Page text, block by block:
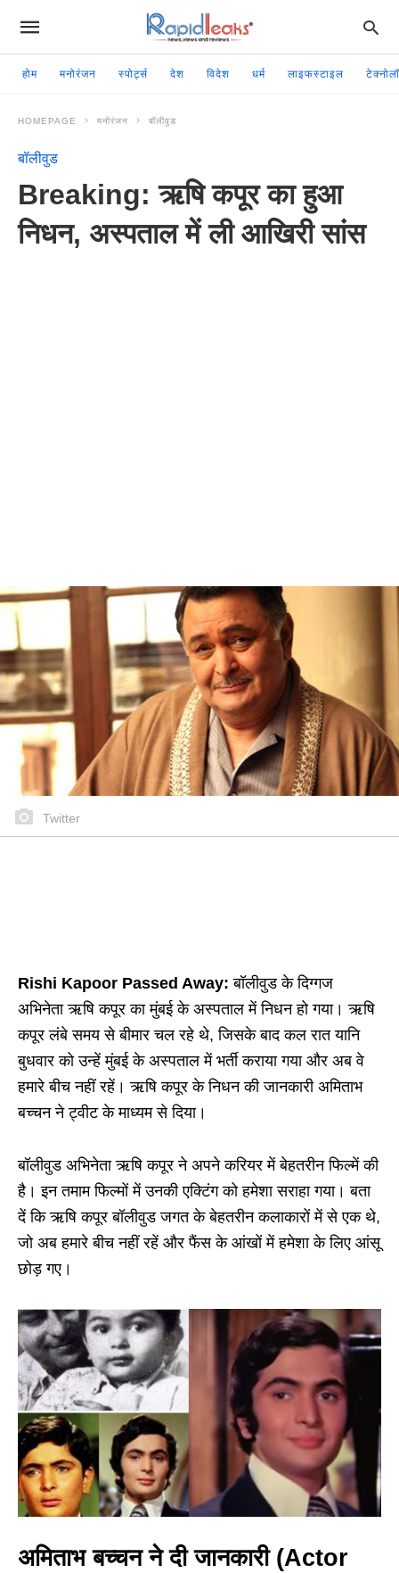
होम मनोरंजन स्पोर्ट्स देश विदेश धर्म लाइफस्टाइल
HOMEPAGE मनोरंजन बॉलीवुड
बॉलीवुड
Breaking: ऋषि कपूर का हुआ
निधन, अस्पताल में ली आखिरी सांस
Twitter
Rishi Kapoor Passed Away:बॉलीवुड के दिग्गज
अभिनेता ऋषि कपूर का मुंबई के अस्पताल में निधन हो गया। ऋषि
कपूर लंबे समय से बीमार चल रहे थे, जिसके बाद कल रात यानि
बुधवार को उन्हें मुंबई के अस्पताल में भर्ती कराया गया और अब वे
हमारे बीच नहीं रहें। ऋषि कपूर के निधन की जानकारी अमिताभ
बच्चन ने ट्वीट के माध्यम से दिया।
बॉलीवुड अभिनेता ऋषि कपूर ने अपने करियर में बेहतरीन फिल्में की
है। इन तमाम फिल्मों में उनकी एक्टिंग को हमेशा सराहा गया। बता
दें कि ऋषि कपूर बॉलीवुड जगत के बेहतरीन कलाकारों में से एक थे,
जो अब हमारे बीच नहीं रहें और फैंस के आंखों में हमेशा के लिए आंसू
छोड़ गए।
अमिताभ बच्चन ने दी जानकारी (Actor